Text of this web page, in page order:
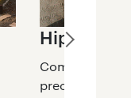
Hipoteca
Comença a